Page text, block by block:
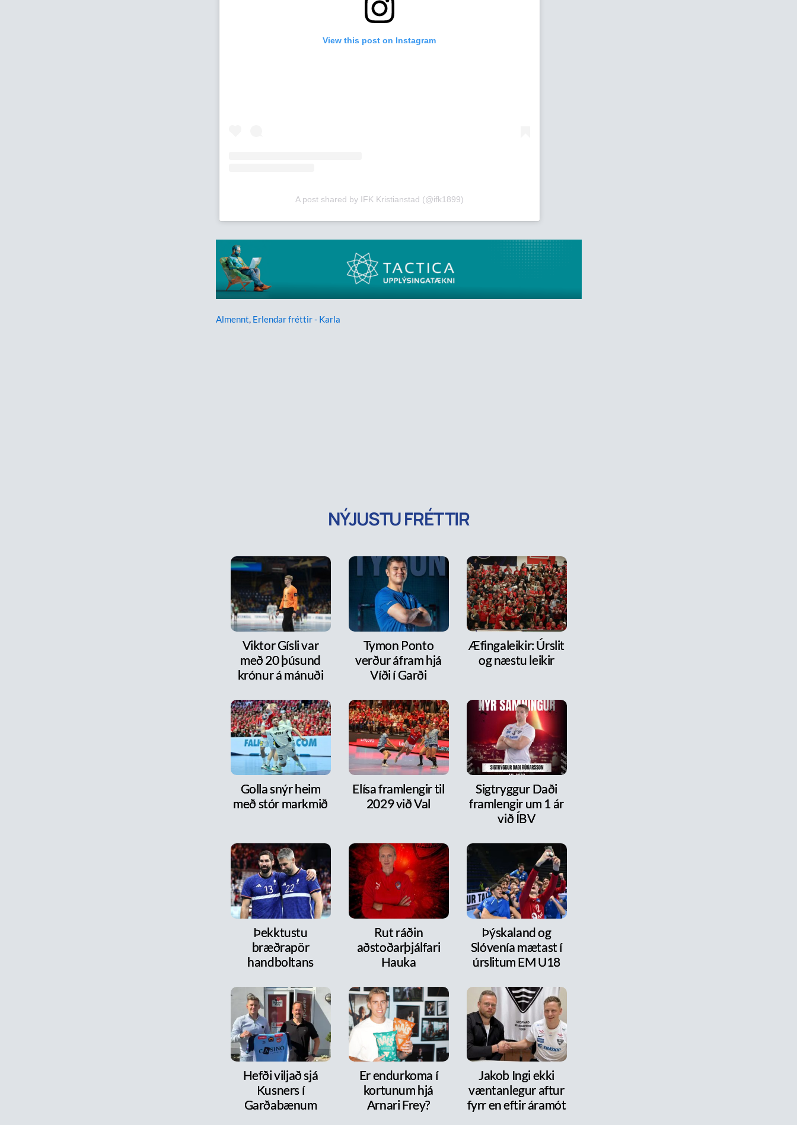
View this post on Instagram
A post shared by IFK Kristianstad (@ifk1899)
Almennt, Erlendar fréttir - Karla
NÝJUSTU FRÉTTIR
Viktor Gísli var
með 20 þúsund
krónur á mánuði
Tymon Ponto
verður áfram hjá
Víði í Garði
Æfingaleikir: Úrslit
og næstu leikir
Golla snýr heim
með stór markmið
Elísa framlengir til
2029 við Val
Sigtryggur Daði
framlengir um 1 ár
við ÍBV
Þekktustu
bræðrapör
handboltans
Rut ráðin
aðstoðarþjálfari
Hauka
Þýskaland og
Slóvenía mætast í
úrslitum EM U18
Hefði viljað sjá
Kusners í
Garðabænum
Er endurkoma í
kortunum hjá
Arnari Frey?
Jakob Ingi ekki
væntanlegur aftur
fyrr en eftir áramót